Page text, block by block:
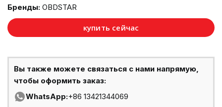
Бренды: OBDSTAR
купить сейчас
Вы также можете связаться с нами напрямую,
чтобы оформить заказ:
WhatsApp:+86 13421344069